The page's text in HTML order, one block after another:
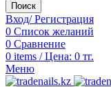
Поиск
Вход/ Регистрация
0 Список желаний
0 Сравнение
0 items / Цена: 0 тг.
Меню